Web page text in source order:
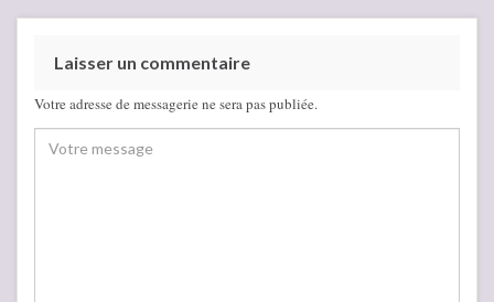
Laisser un commentaire
Votre adresse de messagerie ne sera pas publiée.